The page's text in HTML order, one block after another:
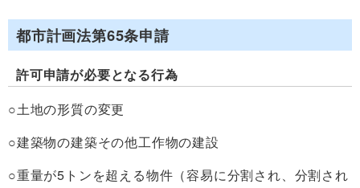
都市計画法第65条申請
許可申請が必要となる行為
○土地の形質の変更
○建築物の建築その他工作物の建設
○重量が5トンを超える物件（容易に分割され、分割され